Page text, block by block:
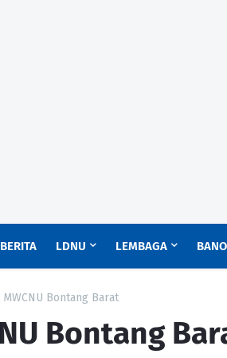
BERITA LDNU LEMBAGA
MWCNU Bontang Barat
Bontang